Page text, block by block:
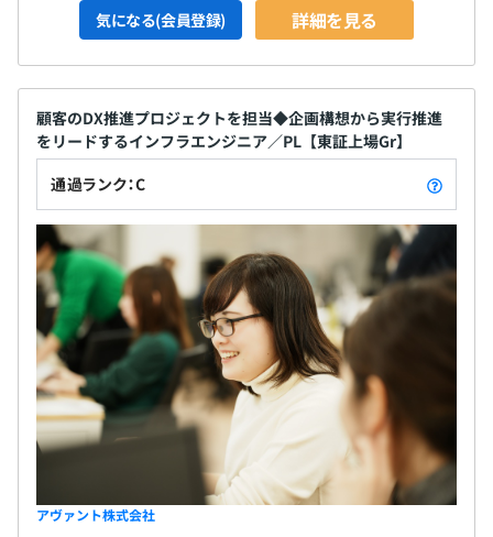
気になる(会員登録) 詳細を見る
顧客のDX推進プロジェクトを担当◆企画構想から実行推進
をリードするインフラエンジニア／PL【東証上場Gr】
通過ランク：C
アヴァント株式会社